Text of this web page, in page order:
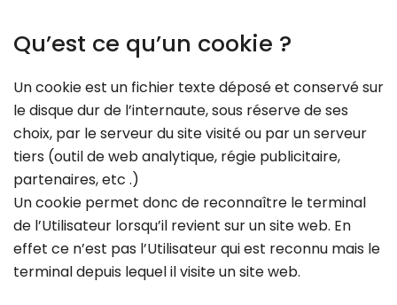
Qu’est ce qu’un cookie ?
Un cookie est un fichier texte déposé et conservé sur
le disque dur de l’internaute, sous réserve de ses
choix, par le serveur du site visité ou par un serveur
tiers (outil de web analytique, régie publicitaire,
partenaires, etc .)
Un cookie permet donc de reconnaître le terminal
de l’Utilisateur lorsqu’il revient sur un site web. En
effet ce n’est pas l’Utilisateur qui est reconnu mais le
terminal depuis lequel il visite un site web.